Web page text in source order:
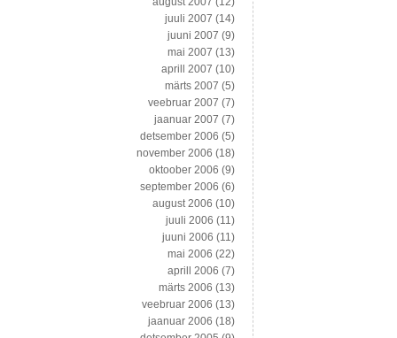
juuli 2007 (14)
juuni 2007 (9)
mai 2007 (13)
aprill 2007 (10)
märts 2007 (5)
veebruar 2007 (7)
jaanuar 2007 (7)
detsember 2006 (5)
november 2006 (18)
oktoober 2006 (9)
september 2006 (6)
august 2006 (10)
juuli 2006 (11)
juuni 2006 (11)
mai 2006 (22)
aprill 2006 (7)
märts 2006 (13)
veebruar 2006 (13)
jaanuar 2006 (18)